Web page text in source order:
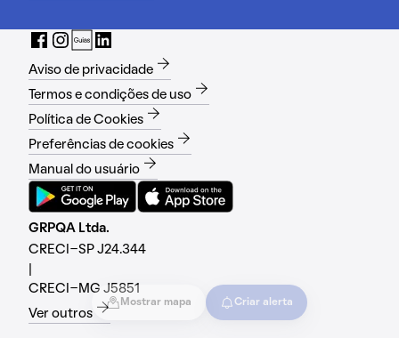
Mostrar mapa Criar alerta
Aviso de privacidade
Termos e condições de uso
Política de Cookies
Preferências de cookies
Manual do usuário
GRPQA Ltda.
CRECI-SP J24.344
CRECI-MG J5851
Ver outros